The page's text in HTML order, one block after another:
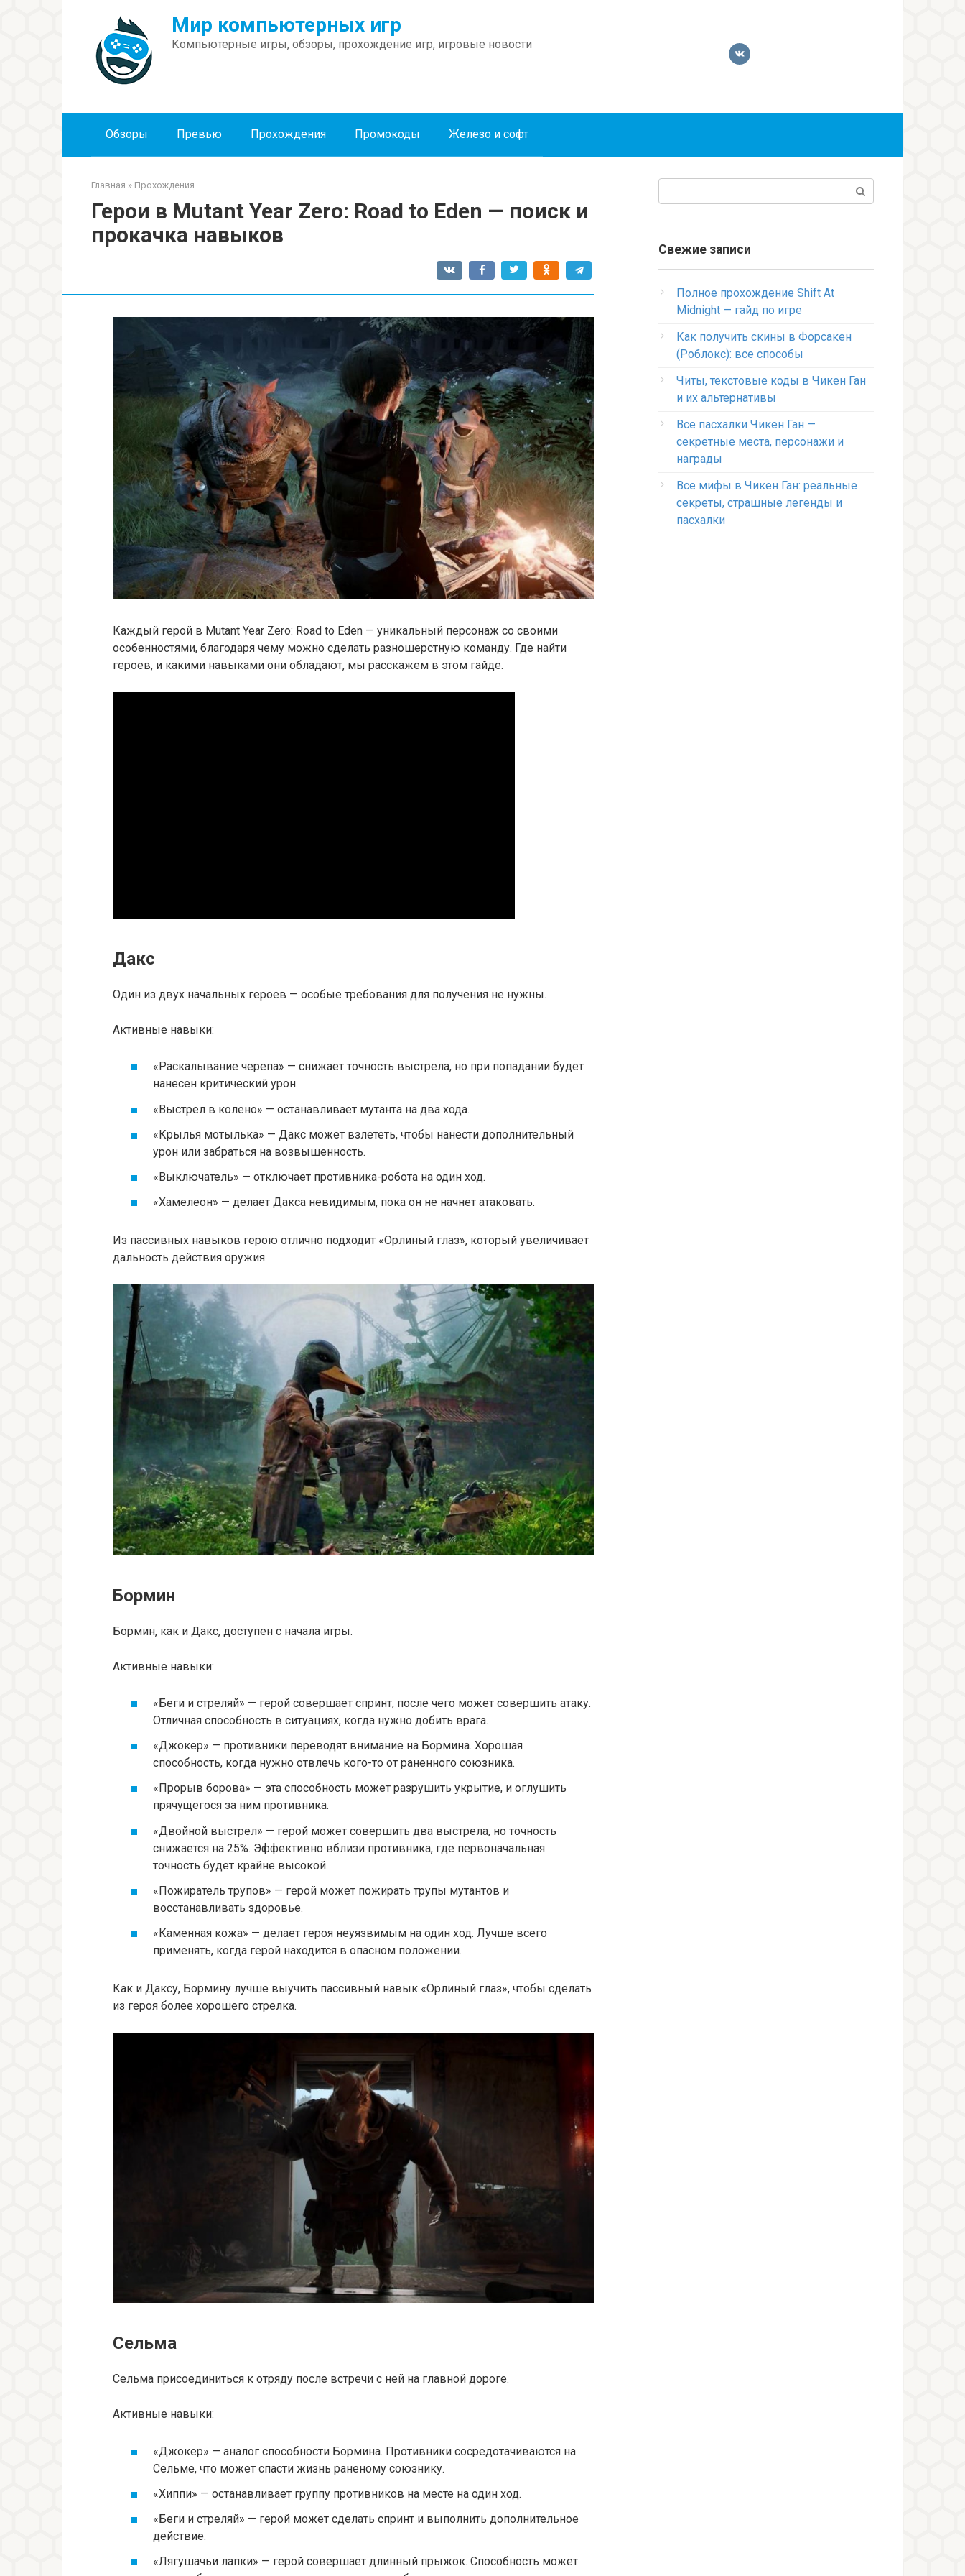
Мир компьютерных игр
Компьютерные игры, обзоры, прохождение игр, игровые новости
Обзоры Превью Прохождения Промокоды Железо и софт
Главная » Прохождения
Герои в Mutant Year Zero: Road to Eden — поиск и
прокачка навыков
Каждый герой в Mutant Year Zero: Road to Eden — уникальный персонаж со своими
особенностями, благодаря чему можно сделать разношерстную команду. Где найти
героев, и какими навыками они обладают, мы расскажем в этом гайде.
Дакс
Один из двух начальных героев — особые требования для получения не нужны.
Активные навыки:
«Раскалывание черепа» — снижает точность выстрела, но при попадании будет
нанесен критический урон.
«Выстрел в колено» — останавливает мутанта на два хода.
«Крылья мотылька» — Дакс может взлететь, чтобы нанести дополнительный
урон или забраться на возвышенность.
«Выключатель» — отключает противника-робота на один ход.
«Хамелеон» — делает Дакса невидимым, пока он не начнет атаковать.
Из пассивных навыков герою отлично подходит «Орлиный глаз», который увеличивает
дальность действия оружия.
Бормин
Бормин, как и Дакс, доступен с начала игры.
Активные навыки:
«Беги и стреляй» — герой совершает спринт, после чего может совершить атаку.
Отличная способность в ситуациях, когда нужно добить врага.
«Джокер» — противники переводят внимание на Бормина. Хорошая
способность, когда нужно отвлечь кого-то от раненного союзника.
«Прорыв борова» — эта способность может разрушить укрытие, и оглушить
прячущегося за ним противника.
«Двойной выстрел» — герой может совершить два выстрела, но точность
снижается на 25%. Эффективно вблизи противника, где первоначальная
точность будет крайне высокой.
«Пожиратель трупов» — герой может пожирать трупы мутантов и
восстанавливать здоровье.
«Каменная кожа» — делает героя неуязвимым на один ход. Лучше всего
применять, когда герой находится в опасном положении.
Как и Даксу, Бормину лучше выучить пассивный навык «Орлиный глаз», чтобы сделать
из героя более хорошего стрелка.
Сельма
Сельма присоединиться к отряду после встречи с ней на главной дороге.
Активные навыки:
«Джокер» — аналог способности Бормина. Противники сосредотачиваются на
Сельме, что может спасти жизнь раненому союзнику.
«Хиппи» — останавливает группу противников на месте на один ход.
«Беги и стреляй» — герой может сделать спринт и выполнить дополнительное
действие.
«Лягушачьи лапки» — герой совершает длинный прыжок. Способность может
Свежие записи
Полное прохождение Shift At
Midnight — гайд по игре
Как получить скины в Форсакен
(Роблокс): все способы
Читы, текстовые коды в Чикен Ган
и их альтернативы
Все пасхалки Чикен Ган —
секретные места, персонажи и
награды
Все мифы в Чикен Ган: реальные
секреты, страшные легенды и
пасхалки